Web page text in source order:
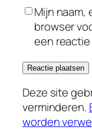
Mijn naam,
browser
een
Deze site
verminderen.
worden